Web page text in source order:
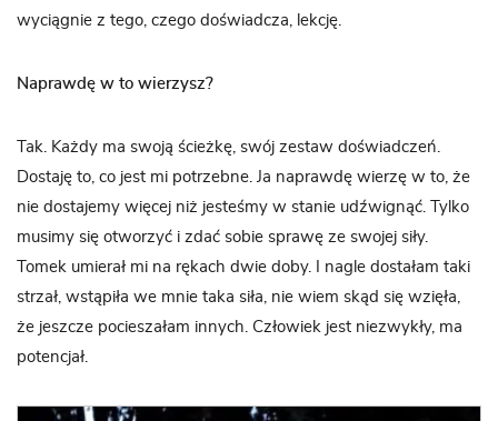
wyciągnie z tego, czego doświadcza, lekcję.
Naprawdę w to wierzysz?
Tak. Każdy ma swoją ścieżkę, swój zestaw doświadczeń.
Dostaję to, co jest mi potrzebne. Ja naprawdę wierzę w to, że
nie dostajemy więcej niż jesteśmy w stanie udźwignąć. Tylko
musimy się otworzyć i zdać sobie sprawę ze swojej siły.
Tomek umierał mi na rękach dwie doby. I nagle dostałam taki
strzał, wstąpiła we mnie taka siła, nie wiem skąd się wzięła,
że jeszcze pocieszałam innych. Człowiek jest niezwykły, ma
potencjał.